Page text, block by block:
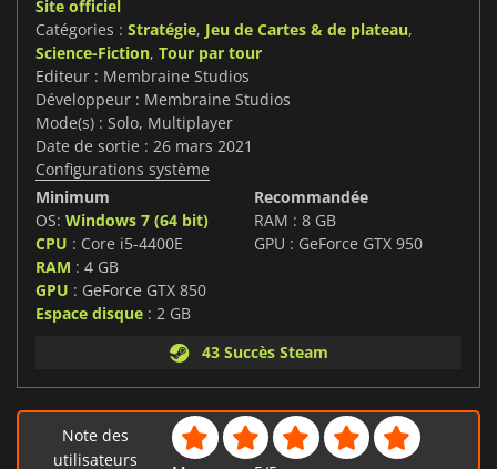
Site officiel
Catégories : Stratégie, Jeu de Cartes & de plateau,
Science-Fiction, Tour par tour
Editeur : Membraine Studios
Développeur : Membraine Studios
Mode(s) : Solo, Multiplayer
Date de sortie : 26 mars 2021
Configurations système
Minimum
OS: Windows 7 (64 bit)
CPU : Core i5-4400E
RAM : 4 GB
GPU : GeForce GTX 850
Espace disque : 2 GB
Recommandée
RAM : 8 GB
GPU : GeForce GTX 950
43 Succès Steam
Note des
utilisateurs